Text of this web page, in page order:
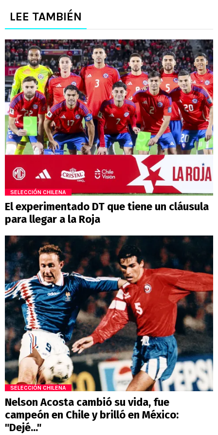
LEE TAMBIÉN
SELECCIÓN CHILENA
El experimentado DT que tiene un cláusula
para llegar a la Roja
SELECCIÓN CHILENA
Nelson Acosta cambió su vida, fue
campeón en Chile y brilló en México:
"Dejé..."